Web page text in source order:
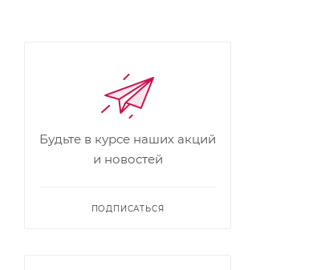
Будьте в курсе наших акций
и новостей
ПОДПИСАТЬСЯ